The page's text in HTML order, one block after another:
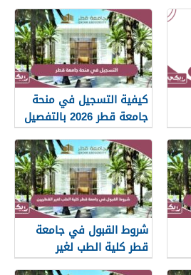
كيفية التسجيل في منحة
جامعة قطر 2026 بالتفصيل
شروط القبول في جامعة
قطر كلية الطب لغير
القطريين 2026